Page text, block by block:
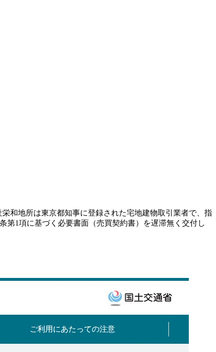
和地所は東京都知事に登録された宅地建物取引業者で、指
第1項に基づく必要書面（売買契約書）を遅滞無く交付し